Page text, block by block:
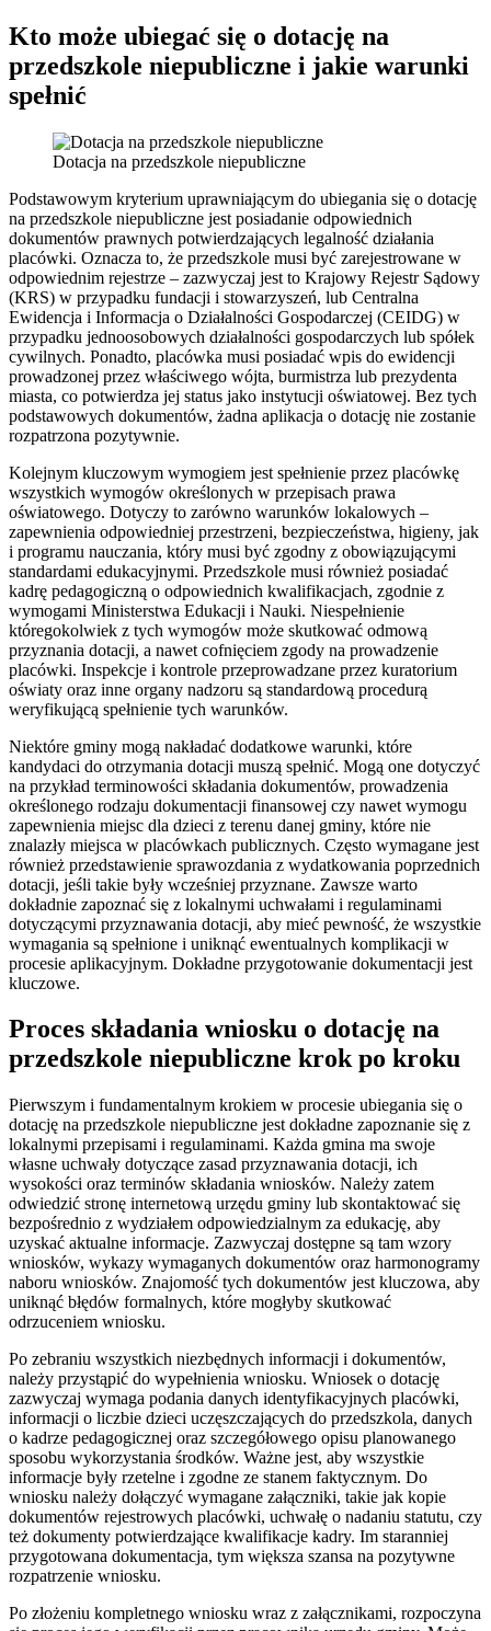
Kto może ubiegać się o dotację na
przedszkole niepubliczne i jakie warunki
spełnić
Dotacja na przedszkole niepubliczne
Podstawowym kryterium uprawniającym do ubiegania się o dotację
na przedszkole niepubliczne jest posiadanie odpowiednich
dokumentów prawnych potwierdzających legalność działania
placówki. Oznacza to, że przedszkole musi być zarejestrowane w
odpowiednim rejestrze – zazwyczaj jest to Krajowy Rejestr Sądowy
(KRS) w przypadku fundacji i stowarzyszeń, lub Centralna
Ewidencja i Informacja o Działalności Gospodarczej (CEIDG) w
przypadku jednoosobowych działalności gospodarczych lub spółek
cywilnych. Ponadto, placówka musi posiadać wpis do ewidencji
prowadzonej przez właściwego wójta, burmistrza lub prezydenta
miasta, co potwierdza jej status jako instytucji oświatowej. Bez tych
podstawowych dokumentów, żadna aplikacja o dotację nie zostanie
rozpatrzona pozytywnie.
Kolejnym kluczowym wymogiem jest spełnienie przez placówkę
wszystkich wymogów określonych w przepisach prawa
oświatowego. Dotyczy to zarówno warunków lokalowych –
zapewnienia odpowiedniej przestrzeni, bezpieczeństwa, higieny, jak
i programu nauczania, który musi być zgodny z obowiązującymi
standardami edukacyjnymi. Przedszkole musi również posiadać
kadrę pedagogiczną o odpowiednich kwalifikacjach, zgodnie z
wymogami Ministerstwa Edukacji i Nauki. Niespełnienie
któregokolwiek z tych wymogów może skutkować odmową
przyznania dotacji, a nawet cofnięciem zgody na prowadzenie
placówki. Inspekcje i kontrole przeprowadzane przez kuratorium
oświaty oraz inne organy nadzoru są standardową procedurą
weryfikującą spełnienie tych warunków.
Niektóre gminy mogą nakładać dodatkowe warunki, które
kandydaci do otrzymania dotacji muszą spełnić. Mogą one dotyczyć
na przykład terminowości składania dokumentów, prowadzenia
określonego rodzaju dokumentacji finansowej czy nawet wymogu
zapewnienia miejsc dla dzieci z terenu danej gminy, które nie
znalazły miejsca w placówkach publicznych. Często wymagane jest
również przedstawienie sprawozdania z wydatkowania poprzednich
dotacji, jeśli takie były wcześniej przyznane. Zawsze warto
dokładnie zapoznać się z lokalnymi uchwałami i regulaminami
dotyczącymi przyznawania dotacji, aby mieć pewność, że wszystkie
wymagania są spełnione i uniknąć ewentualnych komplikacji w
procesie aplikacyjnym. Dokładne przygotowanie dokumentacji jest
kluczowe.
Proces składania wniosku o dotację na
przedszkole niepubliczne krok po kroku
Pierwszym i fundamentalnym krokiem w procesie ubiegania się o
dotację na przedszkole niepubliczne jest dokładne zapoznanie się z
lokalnymi przepisami i regulaminami. Każda gmina ma swoje
własne uchwały dotyczące zasad przyznawania dotacji, ich
wysokości oraz terminów składania wniosków. Należy zatem
odwiedzić stronę internetową urzędu gminy lub skontaktować się
bezpośrednio z wydziałem odpowiedzialnym za edukację, aby
uzyskać aktualne informacje. Zazwyczaj dostępne są tam wzory
wniosków, wykazy wymaganych dokumentów oraz harmonogramy
naboru wniosków. Znajomość tych dokumentów jest kluczowa, aby
uniknąć błędów formalnych, które mogłyby skutkować
odrzuceniem wniosku.
Po zebraniu wszystkich niezbędnych informacji i dokumentów,
należy przystąpić do wypełnienia wniosku. Wniosek o dotację
zazwyczaj wymaga podania danych identyfikacyjnych placówki,
informacji o liczbie dzieci uczęszczających do przedszkola, danych
o kadrze pedagogicznej oraz szczegółowego opisu planowanego
sposobu wykorzystania środków. Ważne jest, aby wszystkie
informacje były rzetelne i zgodne ze stanem faktycznym. Do
wniosku należy dołączyć wymagane załączniki, takie jak kopie
dokumentów rejestrowych placówki, uchwałę o nadaniu statutu, czy
też dokumenty potwierdzające kwalifikacje kadry. Im staranniej
przygotowana dokumentacja, tym większa szansa na pozytywne
rozpatrzenie wniosku.
Po złożeniu kompletnego wniosku wraz z załącznikami, rozpoczyna